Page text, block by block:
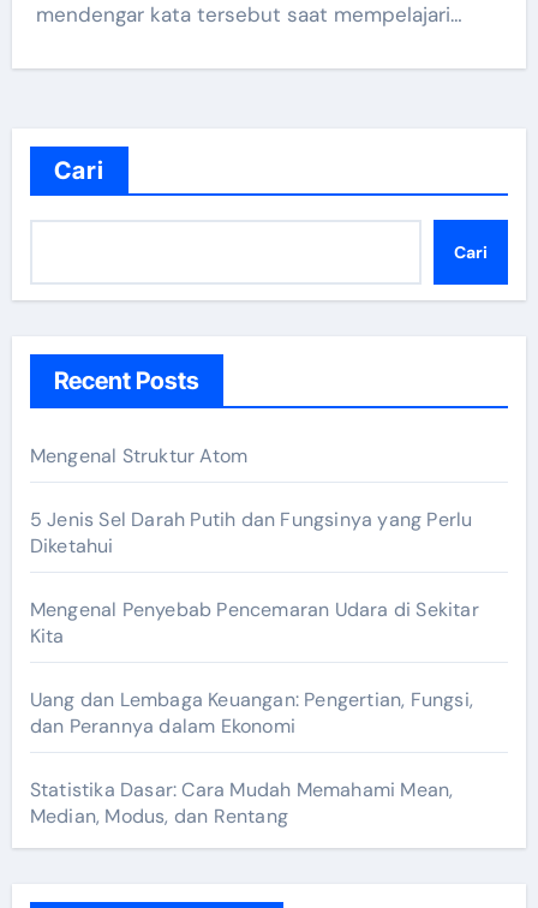
mendengar kata tersebut saat mempelajari…
Cari
Cari
Recent Posts
Mengenal Struktur Atom
5 Jenis Sel Darah Putih dan Fungsinya yang Perlu
Diketahui
Mengenal Penyebab Pencemaran Udara di Sekitar
Kita
Uang dan Lembaga Keuangan: Pengertian, Fungsi,
dan Perannya dalam Ekonomi
Statistika Dasar: Cara Mudah Memahami Mean,
Median, Modus, dan Rentang